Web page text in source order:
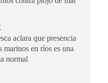
aclara que presencia
marinos en ríos es una
normal